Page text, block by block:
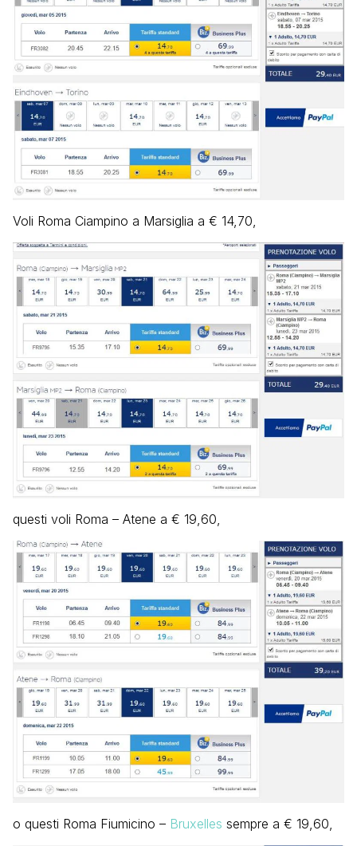
Voli Roma Ciampino a Marsiglia a € 14,70,
questi voli Roma – Atene a € 19,60,
o questi Roma Fiumicino – Bruxelles sempre a € 19,60,